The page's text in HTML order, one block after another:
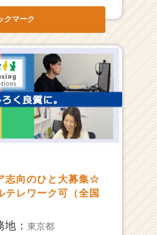
クマーク
志向のひと大募集☆
レワーク可（全国
地：東京都